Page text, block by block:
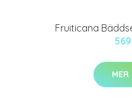
Fruiticana
MER